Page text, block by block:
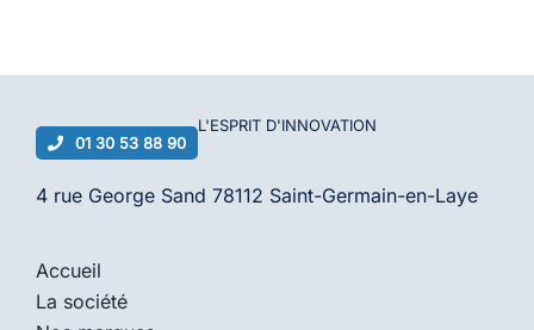
L'ESPRIT D'INNOVATION
01 30 53 88 90
4 rue George Sand 78112 Saint-Germain-en-Laye
Accueil
La société